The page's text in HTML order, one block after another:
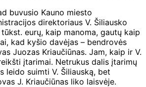
buvusio Kauno miesto
direktoriaus V. Šiliausko
eurų, kaip manoma, gautų kaip
kad kyšio davėjas – bendrovės
Juozas Kriaučiūnas. Jam, kaip ir V.
įtarimai. Netrukus dalis įtarimų
leido suimti V. Šiliauską, bet
J. Kriaučiūnas liko laisvėje.